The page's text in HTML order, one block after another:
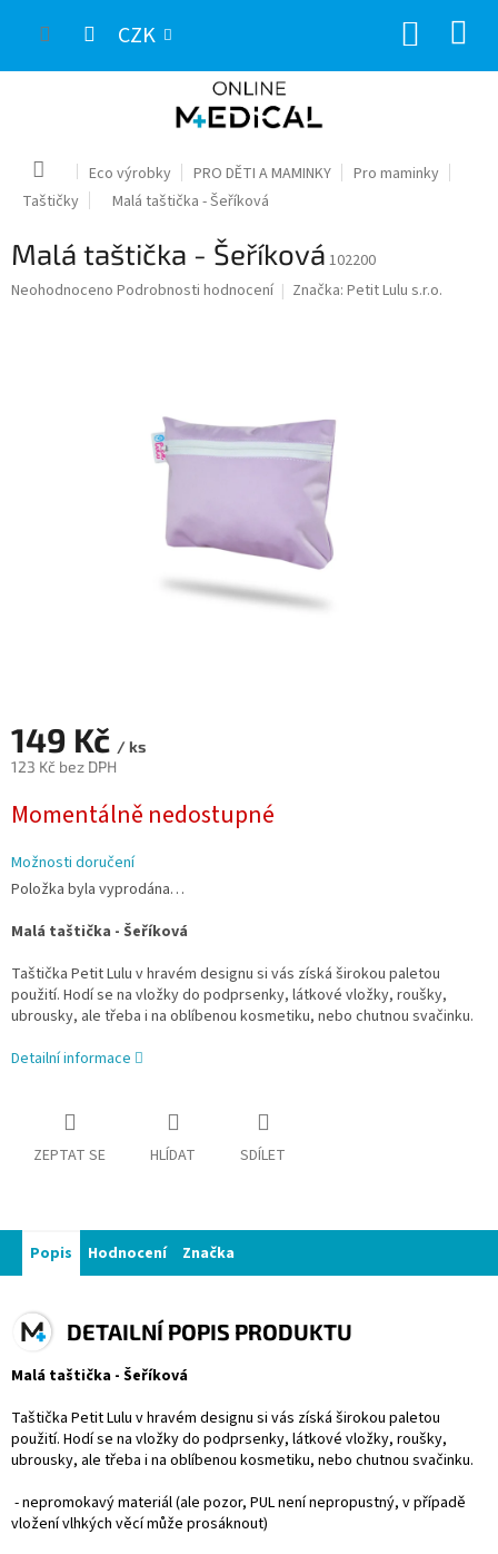
CZK
Domů Eco výrobky PRO DĚTI A MAMINKY
Pro maminky
Taštičky
Malá taštička - Šeříková
Malá taštička - Šeříková 102200
Průměrné
Neohodnoceno Podrobnosti hodnocení Značka: Petit Lulu s.r.o.
149 Kč / ks
123 Kč bez DPH
cena:
Momentálně nedostupné
Možnosti doručení
Položka byla vyprodána…
Malá taštička - Šeříková
Taštička Petit Lulu v hravém designu si vás získá širokou paletou
použití. Hodí se na vložky do podprsenky, látkové vložky, roušky,
ubrousky, ale třeba i na oblíbenou kosmetiku, nebo chutnou svačinku.
Detailní informace
ZEPTAT SE HLÍDAT SDÍLET
Popis Hodnocení Značka
DETAILNÍ POPIS PRODUKTU
Malá taštička - Šeříková
Taštička Petit Lulu v hravém designu si vás získá širokou paletou
použití. Hodí se na vložky do podprsenky, látkové vložky, roušky,
ubrousky, ale třeba i na oblíbenou kosmetiku, nebo chutnou svačinku.
- nepromokavý materiál (ale pozor, PUL není nepropustný, v případě
vložení vlhkých věcí může prosáknout)